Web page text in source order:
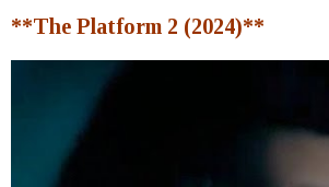
**The Platform 2 (2024)**